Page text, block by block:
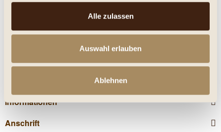
Alle zulassen
Auswahl erlauben
Ablehnen
Kunden kauften auch
Kunden haben sich ebenfalls angesehen
Service Hotline
Informationen
Anschrift